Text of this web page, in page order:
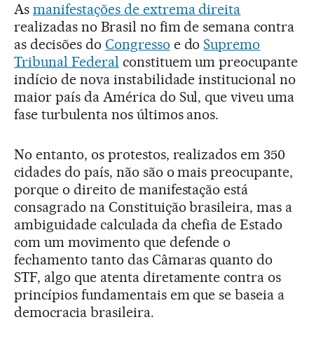
As manifestações de extrema direita
realizadas no Brasil no fim de semana contra
as decisões do Congresso e doSupremo
Tribunal Federal constituem um preocupante
indício de nova instabilidade institucional no
maior país da América do Sul, que viveu uma
fase turbulenta nos últimos anos.
No entanto, os protestos, realizados em 350
cidades do país, não são o mais preocupante,
porque o direito de manifestação está
consagrado na Constituição brasileira, mas a
ambiguidade calculada da chefia de Estado
com um movimento que defende o
fechamento tanto das Câmaras quanto do
STF, algo que atenta diretamente contra os
princípios fundamentais em que se baseia a
democracia brasileira.